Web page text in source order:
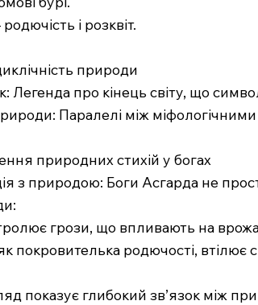
і розквіт.
природи
Легенда про кінець світу, що
Паралелі між
природних стихій у богах
з природою: Боги Асгарда не
грози, що впливають на
покровителька родючості,
показує глибокий зв’язок між